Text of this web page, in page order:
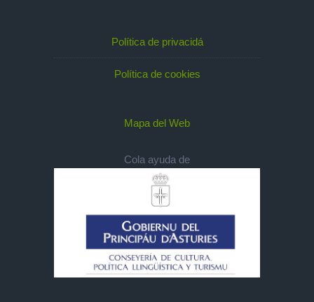
Política de privacidá
Política de cookies
Mapa del Web
Cola ayuda de